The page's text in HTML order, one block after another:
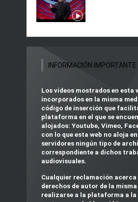
INFORMACIÓN IMPORTANTE
Los vídeos mostrados en esta
incorporados en la misma
código de inserción que
plataforma en el que se
alojados: Youtube, Vimeo,
con lo que esta web no aloja
servidores ningún tipo de
correspondiente a dichos
audiovisuales.
Cualquier reclamación acerca
derechos de autor de la
realizarse a la plataforma a la